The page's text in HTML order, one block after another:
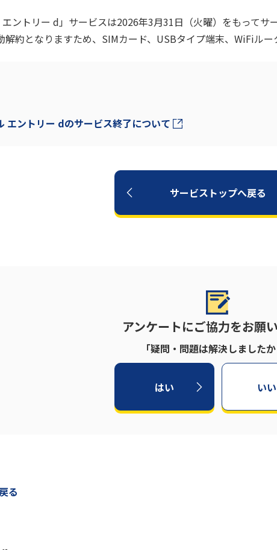
エントリー d」サービスは2026年3月31日（火曜）をもってサ
解約となりますため、SIMカード、USBタイプ端末、WiFiルー
エントリー dのサービス終了について
サービストップへ戻る
アンケートにご協力をお願
「疑問・問題は解決しましたか
はい い
る